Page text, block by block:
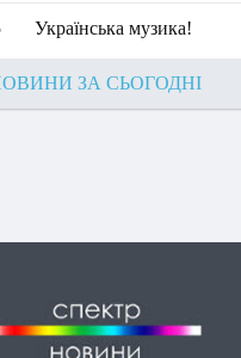
Українська музика!
ЗА СЬОГОДНІ